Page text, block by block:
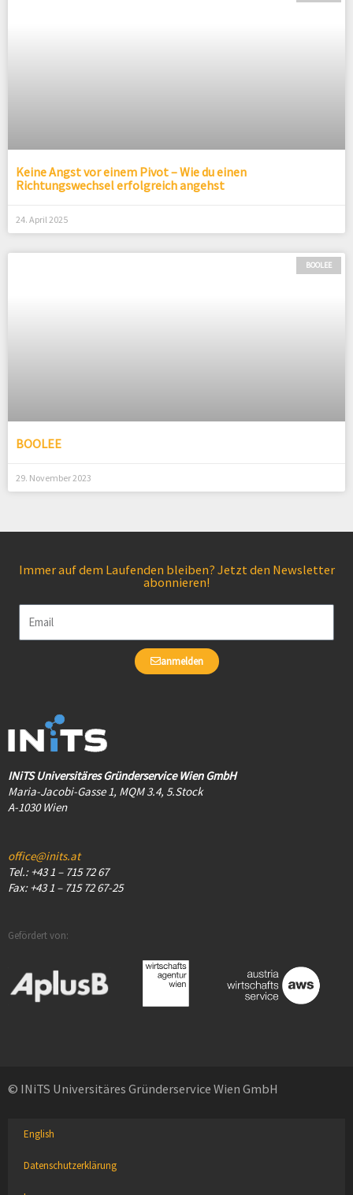
Keine Angst vor einem Pivot – Wie du einen
Richtungswechsel erfolgreich angehst
24. April 2025
BOOLEE
BOOLEE
29. November 2023
Immer auf dem Laufenden bleiben? Jetzt den Newsletter
abonnieren!
Email
anmelden
INiTS Universitäres Gründerservice Wien GmbH
Maria-Jacobi-Gasse 1, MQM 3.4, 5.Stock
A-1030 Wien
office@inits.at
Tel.: +43 1 – 715 72 67
Fax: +43 1 – 715 72 67-25
Gefördert von:
© INiTS Universitäres Gründerservice Wien GmbH
English
Datenschutzerklärung